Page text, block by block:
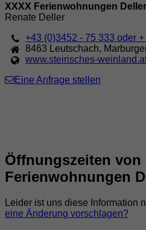
XXXX Ferienwohnungen Deller
Renate Deller
+43 (0)3452 - 75 333 oder
8463
Leutschach,
www.steirisches-
Eine Anfrage stellen
Öffnungszeiten von
Ferienwohnungen
Leider ist uns diese Information
eine Änderung vorschlagen?